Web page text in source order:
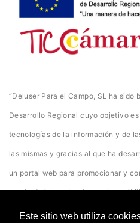
Este sitio web utiliza
“Deluser Para el Campo, SL ha sido
Desarrollo Regional cuyo objetivo
tecnologías de la información y de
las mismas y gracias al que ha
un portal web para promocionar y
través de internet así como la
acceda a ella desde cualquier